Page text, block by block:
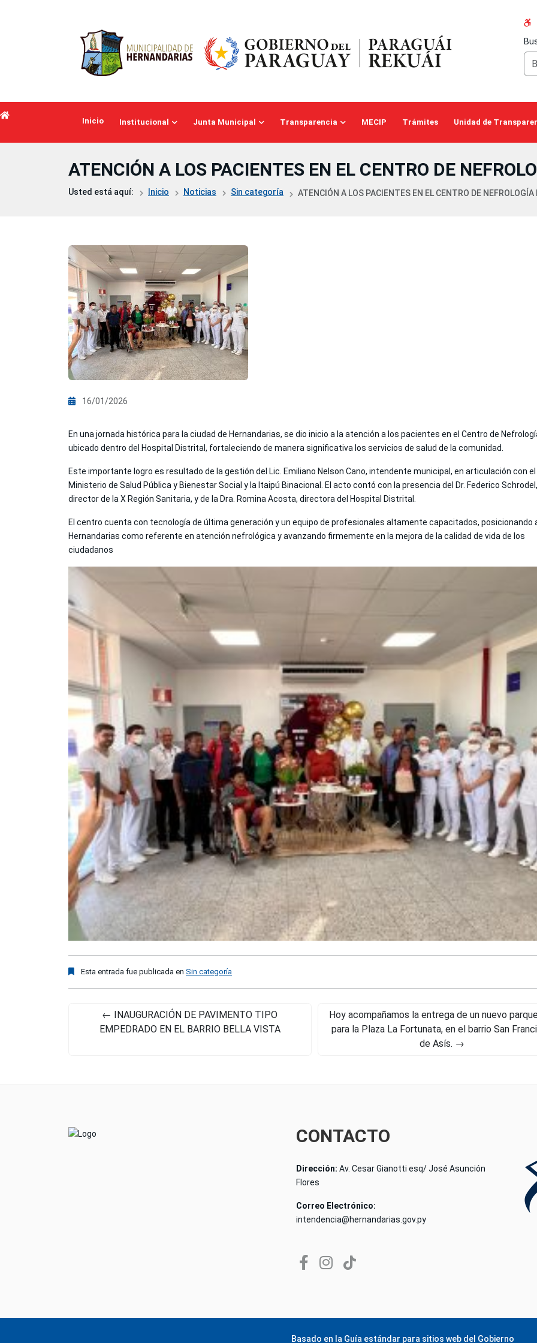
Inicio Institucional Junta Municipal Transparencia MECIP Trámites Unidad de
ATENCIÓN A LOS PACIENTES EN EL CENTRO DE
Usted está aquí: Inicio Noticias Sin categoría ATENCIÓN A LOS PACIENTES EN EL CENTRO DE NEFROLOGÍA
16/01/2026
En una jornada histórica para la ciudad de Hernandarias, se dio inicio a la atención a los pacientes en el Centro de
ubicado dentro del Hospital Distrital, fortaleciendo de manera significativa los servicios de salud de la comunidad.
Este importante logro es resultado de la gestión del Lic. Emiliano Nelson Cano, intendente municipal, en articulación con el
Ministerio de Salud Pública y Bienestar Social y la Itaipú Binacional. El acto contó con la presencia del Dr. Federico Schrodel,
director de la X Región Sanitaria, y de la Dra. Romina Acosta, directora del Hospital Distrital.
El centro cuenta con tecnología de última generación y un equipo de profesionales altamente capacitados, posicionando
Hernandarias como referente en atención nefrológica y avanzando firmemente en la mejora de la calidad de vida de los
ciudadanos
Esta entrada fue publicada en Sin categoría
← INAUGURACIÓN DE PAVIMENTO TIPO
EMPEDRADO EN EL BARRIO BELLA VISTA
Hoy acompañamos la entrega de un nuevo
para la Plaza La Fortunata, en el barrio San
de Asís. →
CONTACTO
Dirección: Av. Cesar Gianotti esq/ José Asunción
Flores
Correo Electrónico:
intendencia@hernandarias.gov.py
Basado en la Guía estándar para sitios web del Gobierno